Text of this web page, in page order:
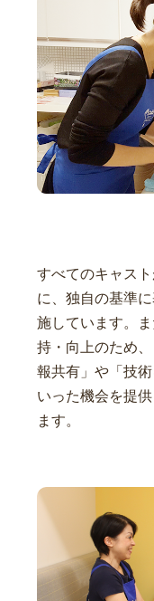
すべてのキャス
に、独自の基準
施しています。
持・向上のため
報共有」や「技
いった機会を提
ます。